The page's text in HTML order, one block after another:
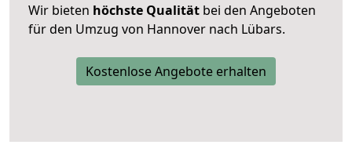
Wir bieten höchste Qualität bei den Angeboten
für den Umzug von Hannover nach Lübars.
Kostenlose Angebote erhalten